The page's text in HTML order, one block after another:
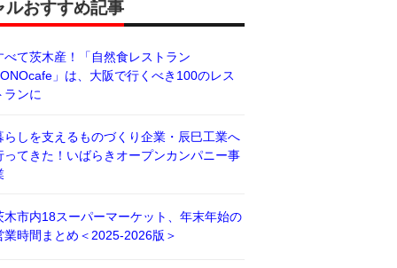
ルおすすめ記事
べて茨木産！「自然食レストラン
」は、大阪で行くべき100のレス
ランに
らしを支えるものづくり企業・辰巳工業へ
ってきた！いばらきオープンカンパニー事
木市内18スーパーマーケット、年末年始の
業時間まとめ＜2025-2026版＞